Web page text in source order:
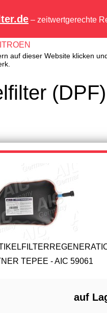
– zeitwertgerechte
auf dieser Website klicken
TEPEE - AIC 59061
auf